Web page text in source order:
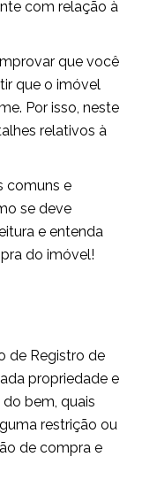
com relação à
que você
que o imóvel
Por isso, neste
relativos à
comuns e
se deve
e entenda
do imóvel!
de Registro de
propriedade e
bem, quais
restrição ou
de compra e